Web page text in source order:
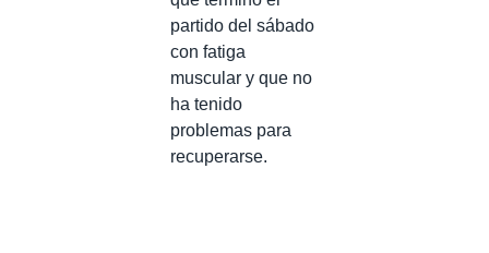
partido del sábado
con fatiga
muscular y que no
ha tenido
problemas para
recuperarse.